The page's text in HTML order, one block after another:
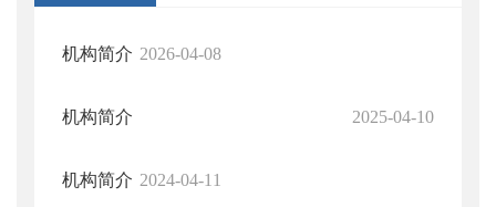
机构简介 2026-04-08
机构简介 2025-04-10
机构简介 2024-04-11